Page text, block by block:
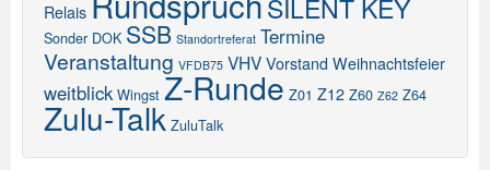
Relais SILENT KEY
Sonder DOK SSB Standortreferat Termine
Veranstaltung VFDB75 VHV Vorstand Weihnachtsfeier
weitblick Wingst Z-Runde Z01 Z12 Z60 Z62 Z64
Zulu-Talk ZuluTalk